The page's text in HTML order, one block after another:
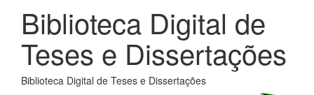
Biblioteca Digital de
Teses e Dissertações
Biblioteca Digital de Teses e Dissertações